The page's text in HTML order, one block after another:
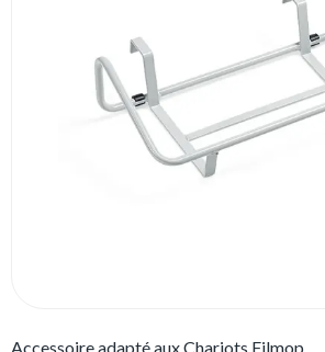
Accessoire adapté aux Chariots Filmop